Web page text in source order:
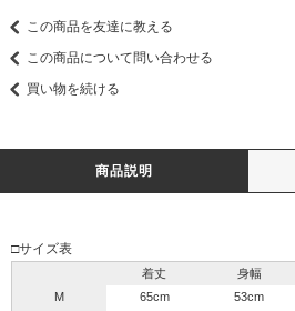
この商品を友達に教える
この商品について問い合わせる
買い物を続ける
商品説明
□サイズ表
着丈 身幅
M
65cm 53cm